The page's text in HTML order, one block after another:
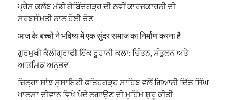
ਪ੍ਰੈਸ ਕਲੱਬ ਮੰਡੀ ਗੋਬਿੰਦਗੜ੍ਹ ਦੀ ਨਵੀਂ ਕਾਰਜਕਾਰਨੀ ਦੀ
ਸਰਬਸੰਮਤੀ ਨਾਲ ਹੋਈ ਚੋਣ
आज के बच्चों ने भविष्य में एक सुंदर समाज का निर्माण करना है
ਗੁਰਮੁਖੀ ਕੈਲੀਗ੍ਰਾਫੀ ਇੱਕ ਰੂਹਾਨੀ ਕਲਾ: ਚਿੰਤਨ, ਸੰਤੁਲਨ ਅਤੇ
ਆਤਮਿਕ ਅਨੁਭਵ
ਜ਼ਿਲ੍ਹਾ ਸਾਂਝ ਸੁਸਾਇਟੀ ਫਤਿਹਗੜ੍ਹ ਸਾਹਿਬ ਵਲੋਂ ਗਿਆਨੀ ਦਿੱਤ ਸਿੰਘ
ਖਾਲਸਾ ਦੀਵਾਨ ਵਿਖੇ ਪੌਦੇ ਲਗਾਉਣ ਦੀ ਮੁਹਿੰਮ ਸ਼ੁਰੂ ਕੀਤੀ